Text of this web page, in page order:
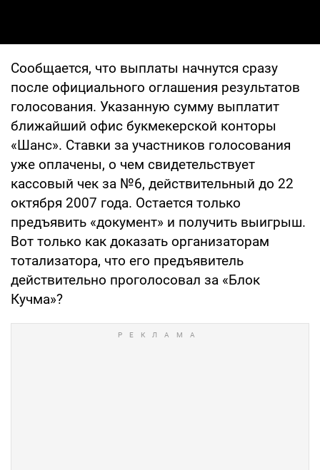
Сообщается, что выплаты начнутся сразу
после официального оглашения результатов
голосования. Указанную сумму выплатит
ближайший офис букмекерской конторы
«Шанс». Ставки за участников голосования
уже оплачены, о чем свидетельствует
кассовый чек за №6, действительный до 22
октября 2007 года. Остается только
предъявить «документ» и получить выигрыш.
Вот только как доказать организаторам
тотализатора, что его предъявитель
действительно проголосовал за «Блок
Кучма»?